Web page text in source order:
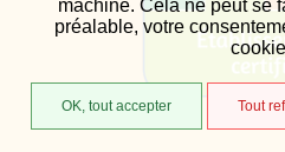
machine. Cela ne peut se
préalable, votre
OK, tout accepter Tout